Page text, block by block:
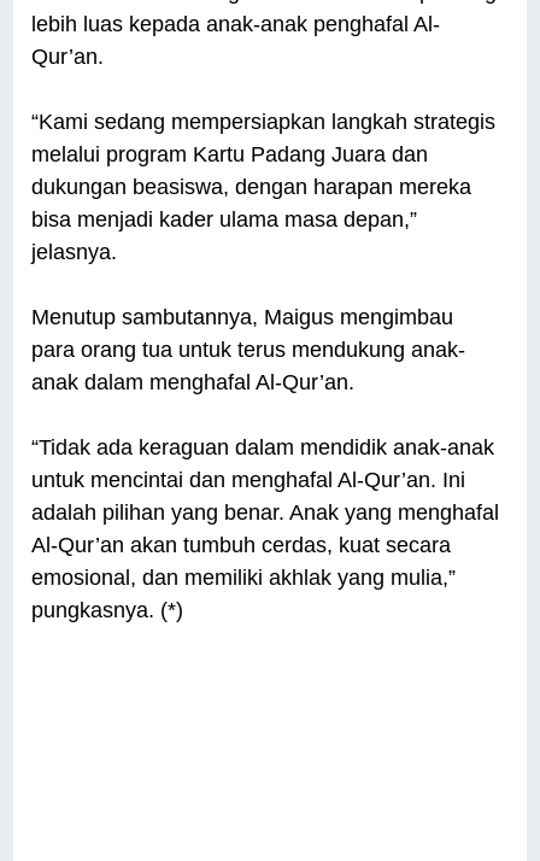
lebih luas kepada anak-anak penghafal Al-
Qur’an.
“Kami sedang mempersiapkan langkah strategis
melalui program Kartu Padang Juara dan
dukungan beasiswa, dengan harapan mereka
bisa menjadi kader ulama masa depan,”
jelasnya.
Menutup sambutannya, Maigus mengimbau
para orang tua untuk terus mendukung anak-
anak dalam menghafal Al-Qur’an.
“Tidak ada keraguan dalam mendidik anak-anak
untuk mencintai dan menghafal Al-Qur’an. Ini
adalah pilihan yang benar. Anak yang menghafal
Al-Qur’an akan tumbuh cerdas, kuat secara
emosional, dan memiliki akhlak yang mulia,”
pungkasnya. (*)